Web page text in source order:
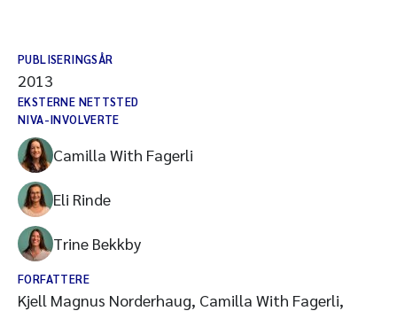
PUBLISERINGSÅR
2013
EKSTERNE NETTSTED
NIVA-INVOLVERTE
Camilla With Fagerli
Eli Rinde
Trine Bekkby
FORFATTERE
Kjell Magnus Norderhaug, Camilla With Fagerli,